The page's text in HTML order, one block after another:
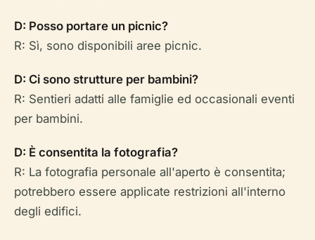
D: Posso portare un picnic?
R: Sì, sono disponibili aree picnic.
D: Ci sono strutture per bambini?
R: Sentieri adatti alle famiglie ed occasionali eventi
per bambini.
D: È consentita la fotografia?
R: La fotografia personale all'aperto è consentita;
potrebbero essere applicate restrizioni all'interno
degli edifici.